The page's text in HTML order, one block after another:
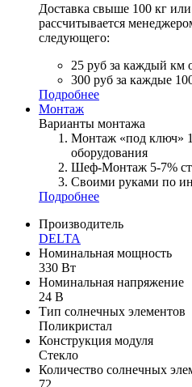
Доставка свыше 100 кг
рассчитывается
следующего:
25 руб за каждый
300 руб за каждые
Подробнее
Монтаж
Варианты монтажа
Монтаж «под ключ»
оборудования
Шеф-Монтаж 5-7%
Своими руками по
Подробнее
Производитель
DELTA
Номинальная мощность
330 Вт
Номинальная напряжение
24 В
Тип солнечных элементов
Поликристал
Конструкция модуля
Стекло
Количество солнечных
72